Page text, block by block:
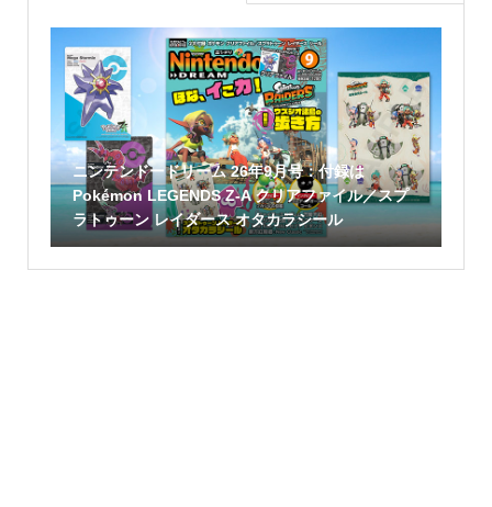
ニンテンドードリーム 26年9月号：付録は
Pokémon LEGENDS Z-A クリアファイル／スプ
ラトゥーン レイダース オタカラシール